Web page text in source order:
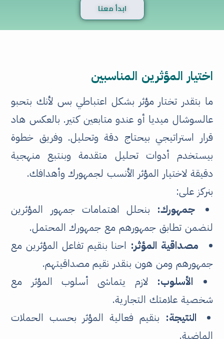
ابدأ معنا
اختيار المؤثرين المناسبين
ما بتقدر تختار مؤثر بشكل اعتباطي بس لأنك بتحبو
عالسوشال ميديا أو عندو متابعين كتير. بالعكس هاد
قرار استراتيجي بيحتاج دقة وتحليل. وفريق خطوة
بيستخدم أدوات تحليل متقدمة وبنتبع منهجية
دقيقة لاختيار المؤثر الأنسب لجمهورك وأهدافك.
بنركز على:
جمهورك: بنحلل اهتمامات جمهور المؤثرين
لنضمن تطابق جمهورهم مع جمهورك المحتمل.
مصداقية المؤثر: احنا بنقيم تفاعل المؤثرين مع
جمهورهم ومن هون بنقدر نقيم مصداقيتهم.
الأسلوب: لازم يتماشى أسلوب المؤثر مع
شخصية علامتك التجارية.
النتيجة: بنقيم فعالية المؤثر بحسب الحملات
الماضية.